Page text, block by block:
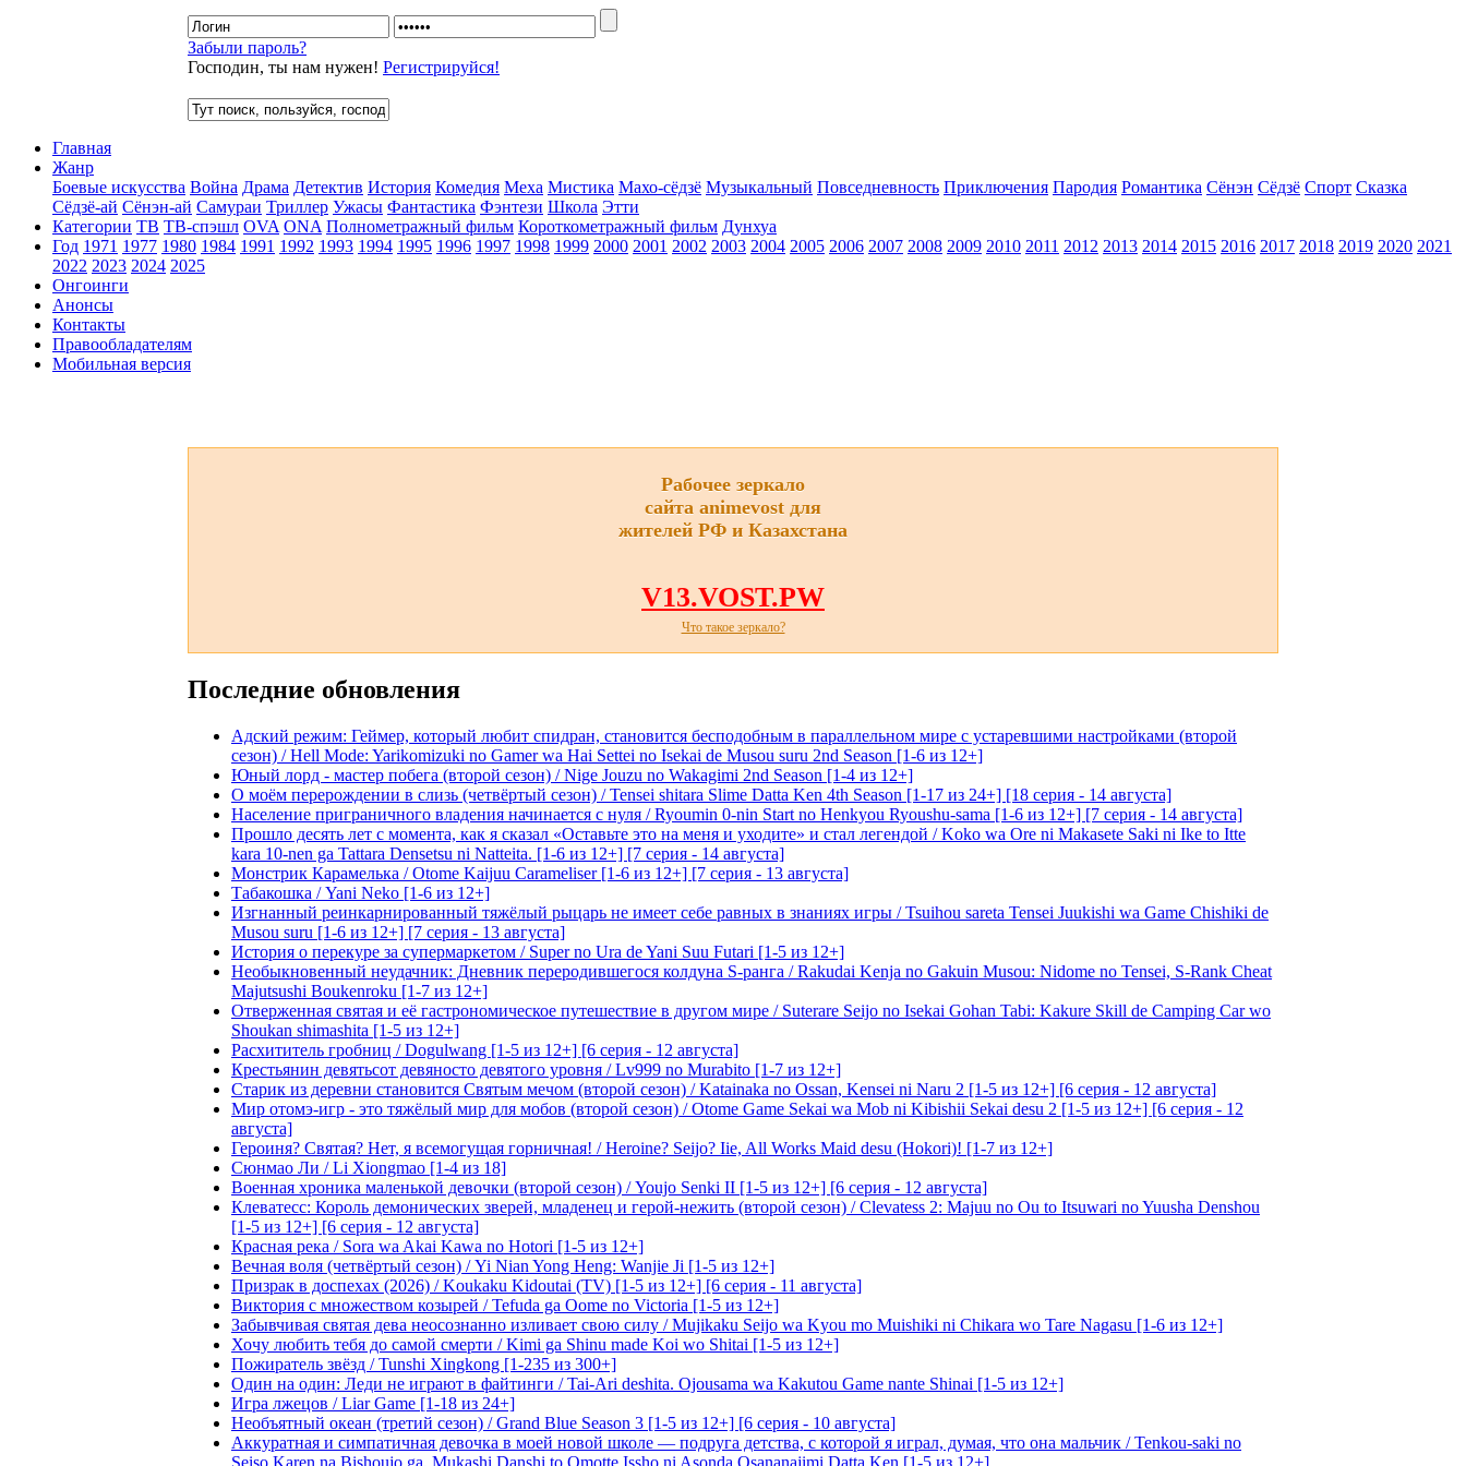
Забыли пароль?
Господин, ты нам нужен! Регистрируйся!
Главная
Жанр
Боевые искусства Война Драма Детектив История Комедия Меха Мистика Махо-сёдзё Музыкальный Повседневность Приключения Пародия Романтика Сёнэн Сёдзё Спорт Сказка
Сёдзё-ай Сёнэн-ай Самураи Триллер Ужасы Фантастика Фэнтези Школа Этти
Категории ТВ ТВ-спэшл OVA ONA Полнометражный фильм Короткометражный фильм Дунхуа
Год 1971 1977 1980 1984 1991 1992 1993 1994 1995 1996 1997 1998 1999 2000 2001 2002 2003 2004 2005 2006 2007 2008 2009 2010 2011 2012 2013 2014 2015 2016 2017 2018 2019 2020 2021
2022 2023 2024 2025
Онгоинги
Анонсы
Контакты
Правообладателям
Мобильная версия
Рабочее зеркало
сайта animevost для
жителей РФ и Казахстана
V13.VOST.PW
Что такое зеркало?
Последние обновления
Адский режим: Геймер, который любит спидран, становится бесподобным в параллельном мире с устаревшими настройками (второй
сезон) / Hell Mode: Yarikomizuki no Gamer wa Hai Settei no Isekai de Musou suru 2nd Season [1-6 из 12+]
Юный лорд - мастер побега (второй сезон) / Nige Jouzu no Wakagimi 2nd Season [1-4 из 12+]
О моём перерождении в слизь (четвёртый сезон) / Tensei shitara Slime Datta Ken 4th Season [1-17 из 24+] [18 серия - 14 августа]
Население приграничного владения начинается с нуля / Ryoumin 0-nin Start no Henkyou Ryoushu-sama [1-6 из 12+] [7 серия - 14 августа]
Прошло десять лет с момента, как я сказал «Оставьте это на меня и уходите» и стал легендой / Koko wa Ore ni Makasete Saki ni Ike to Itte
kara 10-nen ga Tattara Densetsu ni Natteita. [1-6 из 12+] [7 серия - 14 августа]
Монстрик Карамелька / Otome Kaijuu Carameliser [1-6 из 12+] [7 серия - 13 августа]
Табакошка / Yani Neko [1-6 из 12+]
Изгнанный реинкарнированный тяжёлый рыцарь не имеет себе равных в знаниях игры / Tsuihou sareta Tensei Juukishi wa Game Chishiki de
Musou suru [1-6 из 12+] [7 серия - 13 августа]
История о перекуре за супермаркетом / Super no Ura de Yani Suu Futari [1-5 из 12+]
Необыкновенный неудачник: Дневник переродившегося колдуна S-ранга / Rakudai Kenja no Gakuin Musou: Nidome no Tensei, S-Rank Cheat
Majutsushi Boukenroku [1-7 из 12+]
Отверженная святая и её гастрономическое путешествие в другом мире / Suterare Seijo no Isekai Gohan Tabi: Kakure Skill de Camping Car wo
Shoukan shimashita [1-5 из 12+]
Расхититель гробниц / Dogulwang [1-5 из 12+] [6 серия - 12 августа]
Крестьянин девятьсот девяносто девятого уровня / Lv999 no Murabito [1-7 из 12+]
Старик из деревни становится Святым мечом (второй сезон) / Katainaka no Ossan, Kensei ni Naru 2 [1-5 из 12+] [6 серия - 12 августа]
Мир отомэ-игр - это тяжёлый мир для мобов (второй сезон) / Otome Game Sekai wa Mob ni Kibishii Sekai desu 2 [1-5 из 12+] [6 серия - 12
августа]
Героиня? Святая? Нет, я всемогущая горничная! / Heroine? Seijo? Iie, All Works Maid desu (Hokori)! [1-7 из 12+]
Сюнмао Ли / Li Xiongmao [1-4 из 18]
Военная хроника маленькой девочки (второй сезон) / Youjo Senki II [1-5 из 12+] [6 серия - 12 августа]
Клеватесс: Король демонических зверей, младенец и герой-нежить (второй сезон) / Clevatess 2: Majuu no Ou to Itsuwari no Yuusha Denshou
[1-5 из 12+] [6 серия - 12 августа]
Красная река / Sora wa Akai Kawa no Hotori [1-5 из 12+]
Вечная воля (четвёртый сезон) / Yi Nian Yong Heng: Wanjie Ji [1-5 из 12+]
Призрак в доспехах (2026) / Koukaku Kidoutai (TV) [1-5 из 12+] [6 серия - 11 августа]
Виктория с множеством козырей / Tefuda ga Oome no Victoria [1-5 из 12+]
Забывчивая святая дева неосознанно изливает свою силу / Mujikaku Seijo wa Kyou mo Muishiki ni Chikara wo Tare Nagasu [1-6 из 12+]
Хочу любить тебя до самой смерти / Kimi ga Shinu made Koi wo Shitai [1-5 из 12+]
Пожиратель звёзд / Tunshi Xingkong [1-235 из 300+]
Один на один: Леди не играют в файтинги / Tai-Ari deshita. Ojousama wa Kakutou Game nante Shinai [1-5 из 12+]
Игра лжецов / Liar Game [1-18 из 24+]
Необъятный океан (третий сезон) / Grand Blue Season 3 [1-5 из 12+] [6 серия - 10 августа]
Аккуратная и симпатичная девочка в моей новой школе — подруга детства, с которой я играл, думая, что она мальчик / Tenkou-saki no
Seiso Karen na Bishoujo ga, Mukashi Danshi to Omotte Issho ni Asonda Osananajimi Datta Ken [1-5 из 12+]